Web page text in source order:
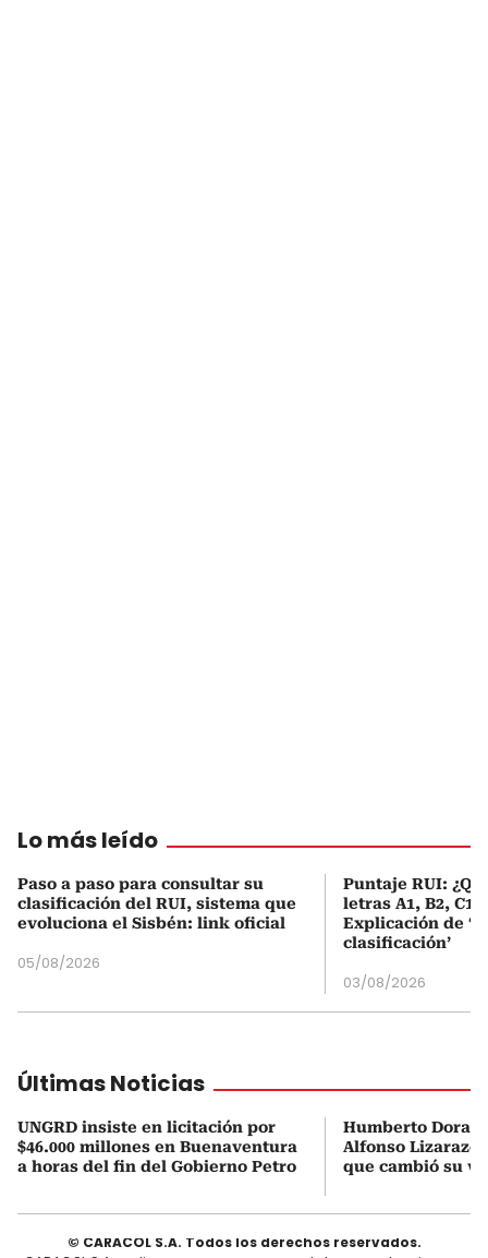
Lo más leído
Paso a paso para consultar su
clasificación del RUI, sistema que
evoluciona el Sisbén: link oficial
05/08/2026
Puntaje RUI:
letras A1, B2, C1
Explicación de
clasificación’
03/08/2026
Últimas Noticias
UNGRD insiste en licitación por
$46.000 millones en Buenaventura
a horas del fin del Gobierno Petro
Humberto
Alfonso Lizarazo
que cambió su
© CARACOL S.A. Todos los derechos reservados.